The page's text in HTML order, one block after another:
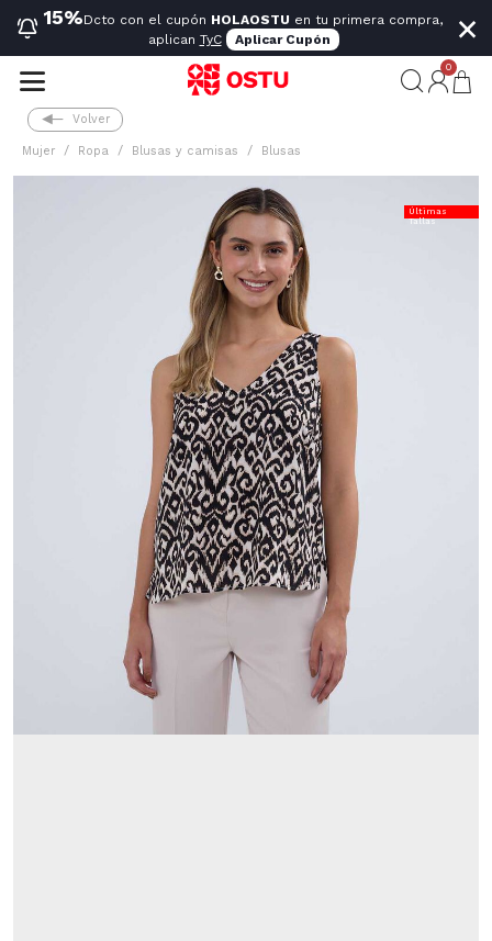
15%Dcto con el cupón HOLAOSTU en tu primera compra,
aplican TyC Aplicar Cupón ×
0
Volver
Mujer Ropa Blusas y camisas Blusas
Últimas
Tallas